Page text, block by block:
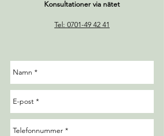
Konsultationer via nätet
Tel: 0701-49 42 41